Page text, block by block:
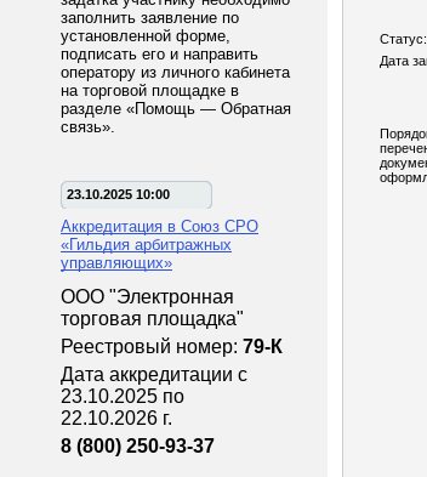
заполнить заявление по
установленной форме,
подписать его и направить
оператору из личного кабинета
на торговой площадке в
разделе «Помощь — Обратная
связь».
23.10.2025 10:00
Аккредитация в Союз СРО
«Гильдия арбитражных
управляющих»
ООО "Электронная
торговая площадка"
Реестровый номер: 79-К
Дата аккредитации с
23.10.2025 по
22.10.2026 г.
8 (800) 250-93-37
Статус:
Дата